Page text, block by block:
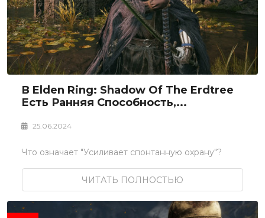
В Elden Ring: Shadow Of The Erdtree
Есть Ранняя Способность,...
25.06.2024
Что означает "Усиливает спонтанную охрану"?
ЧИТАТЬ ПОЛНОСТЬЮ